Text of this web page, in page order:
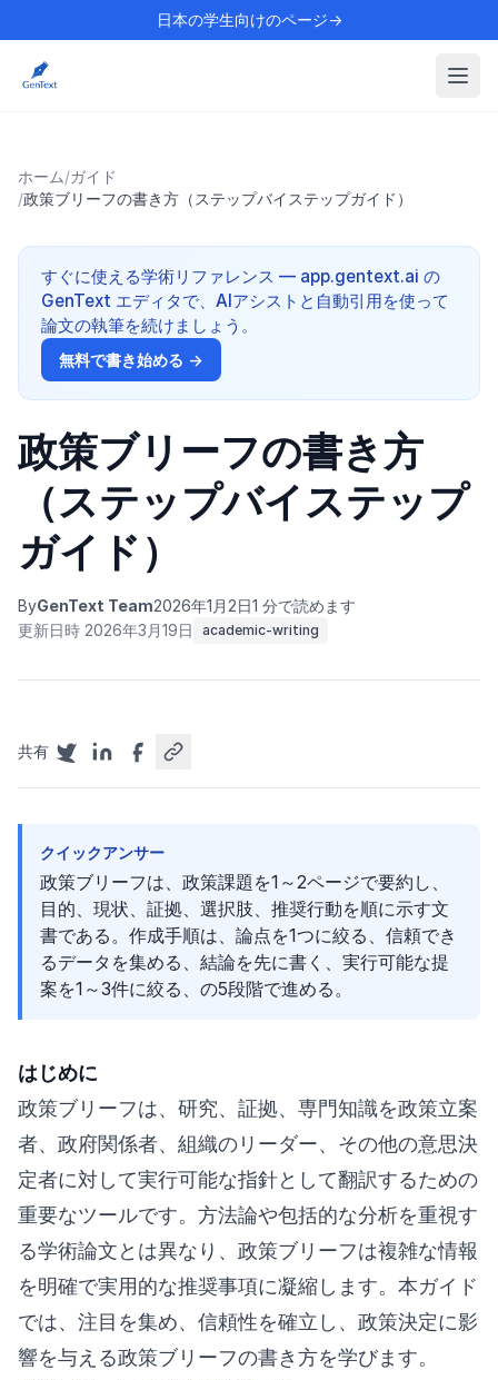
日本の学生向けのページ→
ホーム/ガイド
/政策ブリーフの書き方（ステップバイステップガイド）
すぐに使える学術リファレンス — app.gentext.ai の
GenText エディタで、AIアシストと自動引用を使って
論文の執筆を続けましょう。
無料で書き始める →
政策ブリーフの書き方
（ステップバイステップ
ガイド）
ByGenText Team2026年1月2日1 分で読めます
更新日時 2026年3月19日
academic-writing
共有
クイックアンサー
政策ブリーフは、政策課題を1～2ページで要約し、
目的、現状、証拠、選択肢、推奨行動を順に示す文
書である。作成手順は、論点を1つに絞る、信頼でき
るデータを集める、結論を先に書く、実行可能な提
案を1～3件に絞る、の5段階で進める。
はじめに
政策ブリーフは、研究、証拠、専門知識を政策立案
者、政府関係者、組織のリーダー、その他の意思決
定者に対して実行可能な指針として翻訳するための
重要なツールです。方法論や包括的な分析を重視す
る学術論文とは異なり、政策ブリーフは複雑な情報
を明確で実用的な推奨事項に凝縮します。本ガイド
では、注目を集め、信頼性を確立し、政策決定に影
響を与える政策ブリーフの書き方を学びます。